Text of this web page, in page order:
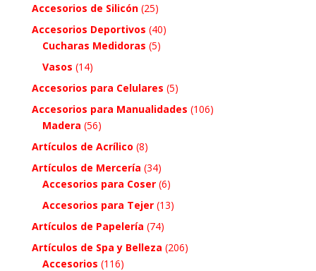
Accesorios de Silicón (25)
Accesorios Deportivos (40)
Cucharas Medidoras (5)
Vasos (14)
Accesorios para Celulares (5)
Accesorios para Manualidades (106)
Madera (56)
Artículos de Acrílico (8)
Artículos de Mercería (34)
Accesorios para Coser (6)
Accesorios para Tejer (13)
Artículos de Papelería (74)
Artículos de Spa y Belleza (206)
Accesorios (116)